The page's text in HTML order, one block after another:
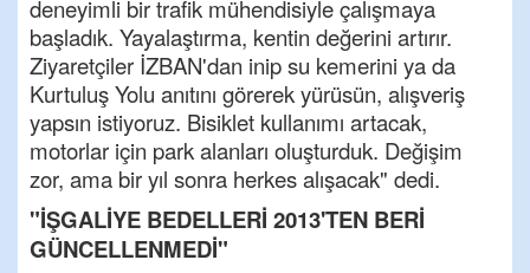
deneyimli bir trafik mühendisiyle çalışmaya
başladık. Yayalaştırma, kentin değerini artırır.
Ziyaretçiler İZBAN'dan inip su kemerini ya da
Kurtuluş Yolu anıtını görerek yürüsün, alışveriş
yapsın istiyoruz. Bisiklet kullanımı artacak,
motorlar için park alanları oluşturduk. Değişim
zor, ama bir yıl sonra herkes alışacak" dedi.
"İŞGALİYE BEDELLERİ 2013'TEN BERİ
GÜNCELLENMEDİ"